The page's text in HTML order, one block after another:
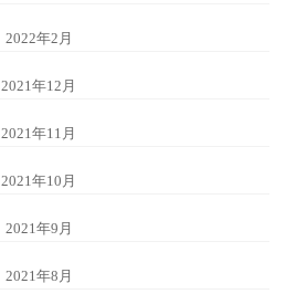
2022年2月
2021年12月
2021年11月
2021年10月
2021年9月
2021年8月